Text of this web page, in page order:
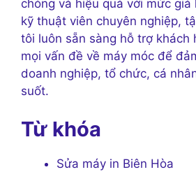
chóng và hiệu quả với mức giá
kỹ thuật viên chuyên nghiệp,
tôi luôn sẵn sàng hỗ trợ khách
mọi vấn đề về máy móc để
doanh nghiệp, tổ chức, cá
suốt.
Từ khóa
Sửa máy in Biên Hòa